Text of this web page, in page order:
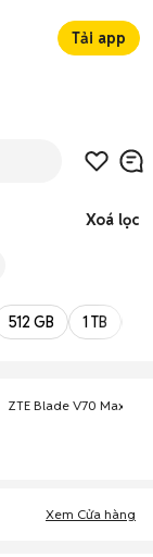
Tải app
Xoá lọc
512 GB 1 TB
ZTE Blade V70 Max
Xem Cửa hàng